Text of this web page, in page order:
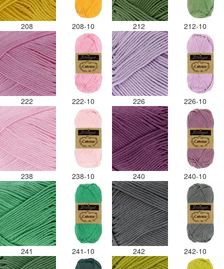
208 208-10 212 212-10
222 222-10 226 226-10
238 238-10 240 240-10
241 241-10 242 242-10